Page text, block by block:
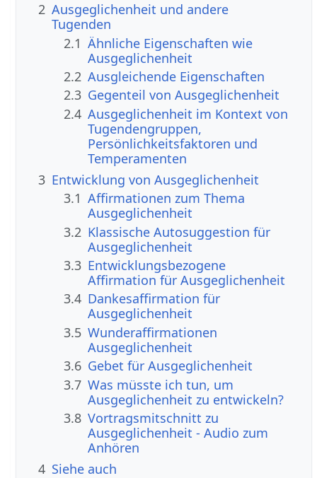
2 Ausgeglichenheit und andere
Tugenden
2.1 Ähnliche Eigenschaften wie
Ausgeglichenheit
2.2 Ausgleichende Eigenschaften
2.3 Gegenteil von Ausgeglichenheit
2.4 Ausgeglichenheit im Kontext von
Tugendengruppen,
Persönlichkeitsfaktoren und
Temperamenten
3 Entwicklung von Ausgeglichenheit
3.1 Affirmationen zum Thema
Ausgeglichenheit
3.2 Klassische Autosuggestion für
Ausgeglichenheit
3.3 Entwicklungsbezogene
Affirmation für Ausgeglichenheit
3.4 Dankesaffirmation für
Ausgeglichenheit
3.5 Wunderaffirmationen
Ausgeglichenheit
3.6 Gebet für Ausgeglichenheit
3.7 Was müsste ich tun, um
Ausgeglichenheit zu entwickeln?
3.8 Vortragsmitschnitt zu
Ausgeglichenheit - Audio zum
Anhören
4 Siehe auch